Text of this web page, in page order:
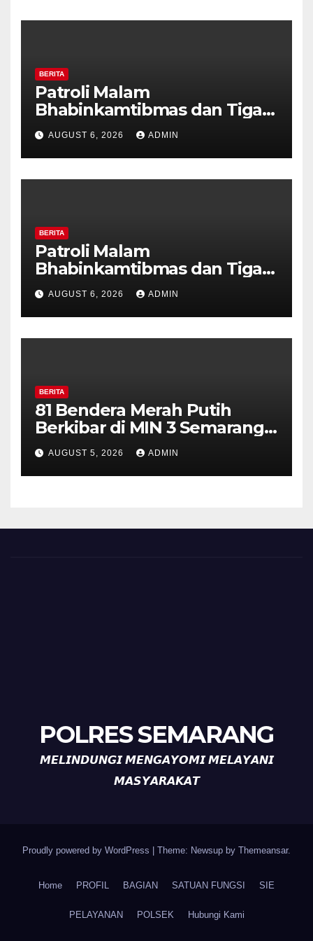
BERITA
Patroli Malam
Bhabinkamtibmas dan Tiga
Pilar Kelurahan Ungaran
Perkuat Kamtibmas, Warga
Diajak Aktifkan Ronda
AUGUST 6, 2026 ADMIN
BERITA
Patroli Malam
Bhabinkamtibmas dan Tiga
Pilar Kelurahan Ungaran
Perkuat Kamtibmas, Warga
Diajak Aktifkan Ronda
AUGUST 6, 2026 ADMIN
BERITA
81 Bendera Merah Putih
Berkibar di MIN 3 Semarang,
Bhabinkamtibmas Desa
Timpik Hadiri Peringatan
HUT ke-81 Kemerdekaan RI
AUGUST 5, 2026 ADMIN
POLRES SEMARANG
𝙈𝙀𝙇𝙄𝙉𝘿𝙐𝙉𝙂𝙄 𝙈𝙀𝙉𝙂𝘼𝙔𝙊𝙈𝙄 𝙈𝙀𝙇𝘼𝙔𝘼𝙉𝙄
𝙈𝘼𝙎𝙔𝘼𝙍𝘼𝙆𝘼𝙏
Proudly powered by WordPress Theme: Newsup by Themeansar.
Home PROFIL BAGIAN SATUAN FUNGSI SIE
PELAYANAN POLSEK Hubungi Kami